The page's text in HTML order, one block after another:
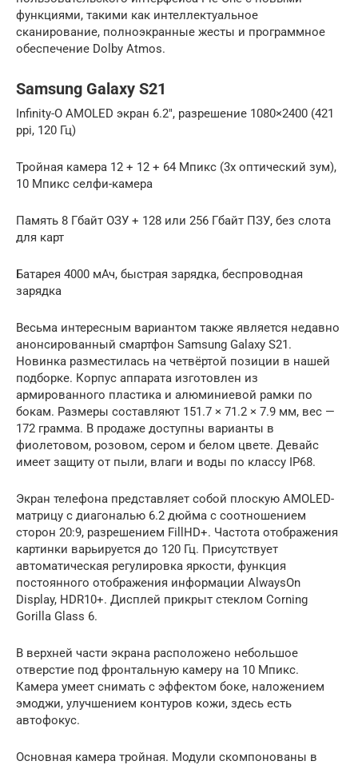
функциями, такими как интеллектуальное
сканирование, полноэкранные жесты и программное
обеспечение Dolby Atmos.
Samsung Galaxy S21
Infinity-O AMOLED экран 6.2″, разрешение 1080×2400 (421
ppi, 120 Гц)
Тройная камера 12 + 12 + 64 Мпикс (3x оптический зум),
10 Мпикс селфи-камера
Память 8 Гбайт ОЗУ + 128 или 256 Гбайт ПЗУ, без слота
для карт
Батарея 4000 мАч, быстрая зарядка, беспроводная
зарядка
Весьма интересным вариантом также является недавно
анонсированный смартфон Samsung Galaxy S21.
Новинка разместилась на четвёртой позиции в нашей
подборке. Корпус аппарата изготовлен из
армированного пластика и алюминиевой рамки по
бокам. Размеры составляют 151.7 × 71.2 × 7.9 мм, вес —
172 грамма. В продаже доступны варианты в
фиолетовом, розовом, сером и белом цвете. Девайс
имеет защиту от пыли, влаги и воды по классу IP68.
Экран телефона представляет собой плоскую AMOLED-
матрицу с диагональю 6.2 дюйма с соотношением
сторон 20:9, разрешением FillHD+. Частота отображения
картинки варьируется до 120 Гц. Присутствует
автоматическая регулировка яркости, функция
постоянного отображения информации AlwaysOn
Display, HDR10+. Дисплей прикрыт стеклом Corning
Gorilla Glass 6.
В верхней части экрана расположено небольшое
отверстие под фронтальную камеру на 10 Мпикс.
Камера умеет снимать с эффектом боке, наложением
эмоджи, улучшением контуров кожи, здесь есть
автофокус.
Основная камера тройная. Модули скомпонованы в